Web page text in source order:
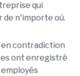
qui
de n'importe où.
en contradiction
ont enregistré